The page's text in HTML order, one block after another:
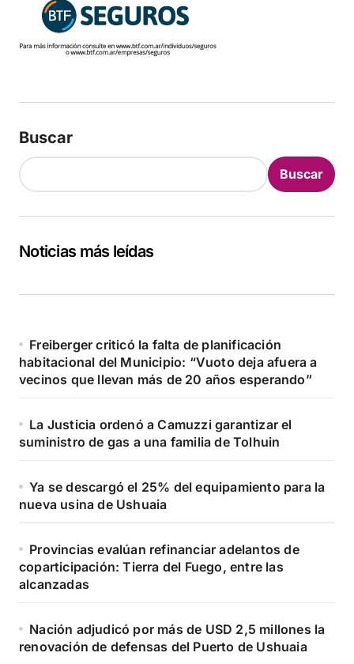
Buscar
Buscar
Noticias más leídas
Freiberger criticó la falta de planificación
habitacional del Municipio: “Vuoto deja afuera a
vecinos que llevan más de 20 años esperando”
La Justicia ordenó a Camuzzi garantizar el
suministro de gas a una familia de Tolhuin
Ya se descargó el 25% del equipamiento para la
nueva usina de Ushuaia
Provincias evalúan refinanciar adelantos de
coparticipación: Tierra del Fuego, entre las
alcanzadas
Nación adjudicó por más de USD 2,5 millones la
renovación de defensas del Puerto de Ushuaia